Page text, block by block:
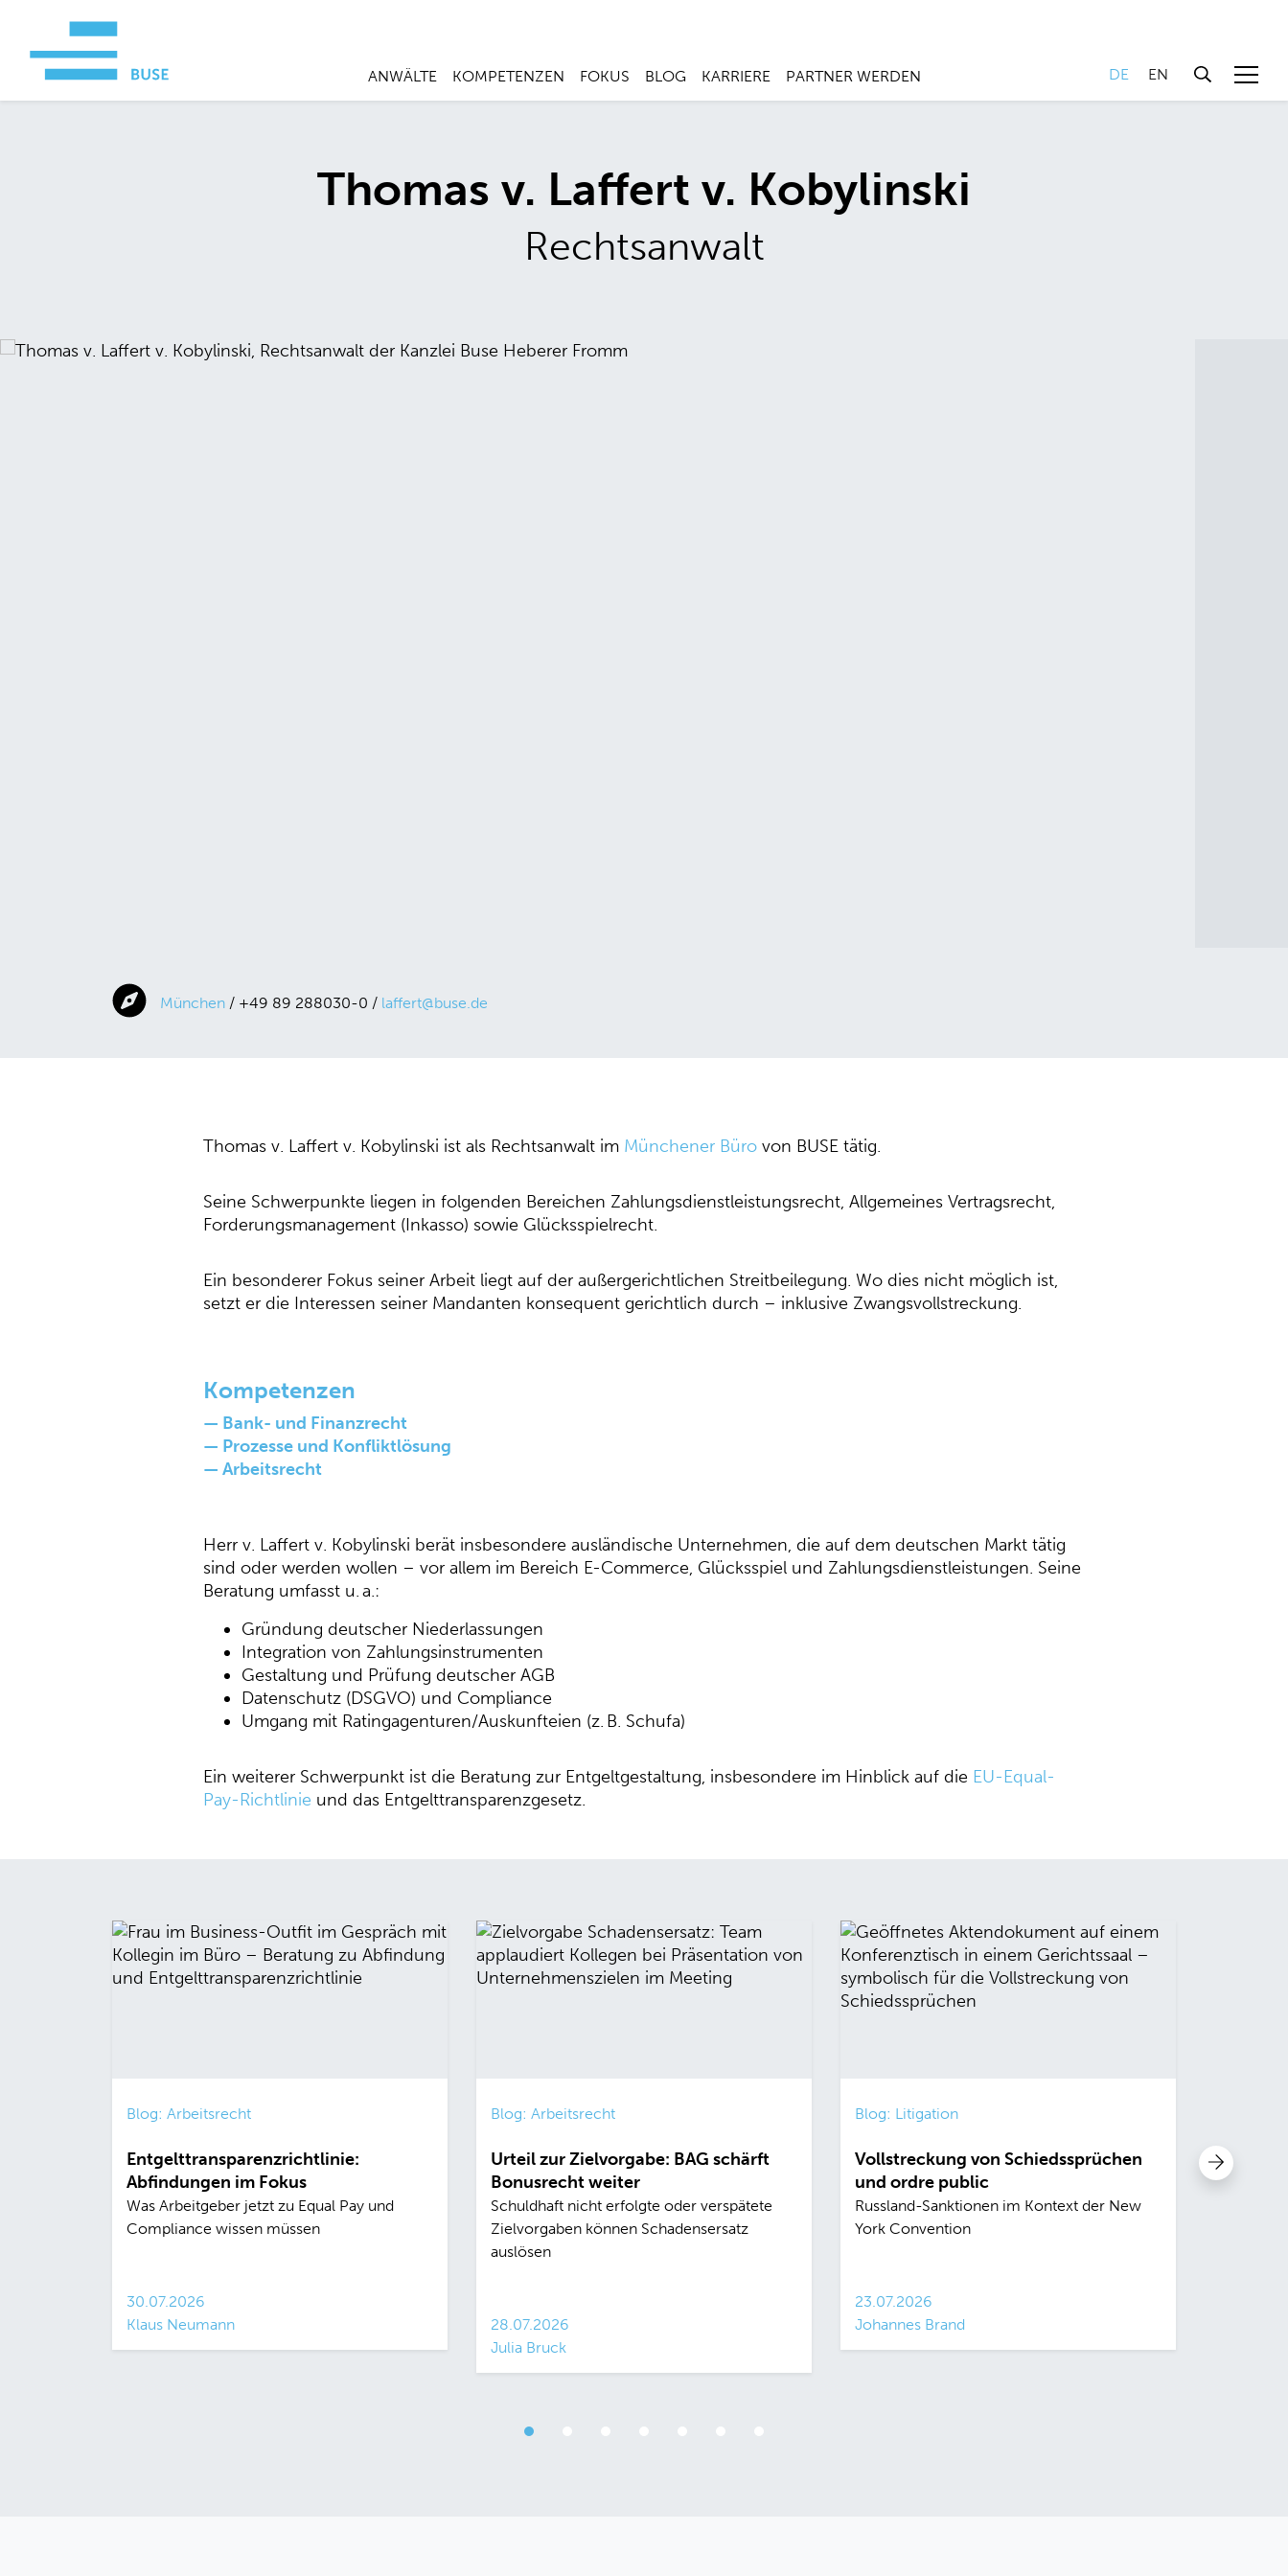
ANWÄLTE KOMPETENZEN FOKUS BLOG KARRIERE PARTNER WERDEN DE EN
Thomas v. Laffert v. Kobylinski
Rechtsanwalt
München / +49 89 288030-0 / laffert@buse.de
Thomas v. Laffert v. Kobylinski ist als Rechtsanwalt im Münchener Büro von BUSE tätig.
Seine Schwerpunkte liegen in folgenden Bereichen Zahlungsdienstleistungsrecht, Allgemeines Vertragsrecht,
Forderungsmanagement (Inkasso) sowie Glücksspielrecht.
Ein besonderer Fokus seiner Arbeit liegt auf der außergerichtlichen Streitbeilegung. Wo dies nicht möglich ist,
setzt er die Interessen seiner Mandanten konsequent gerichtlich durch – inklusive Zwangsvollstreckung.
Kompetenzen
— Bank- und Finanzrecht
— Prozesse und Konfliktlösung
— Arbeitsrecht
Herr v. Laffert v. Kobylinski berät insbesondere ausländische Unternehmen, die auf dem deutschen Markt tätig
sind oder werden wollen – vor allem im Bereich E-Commerce, Glücksspiel und Zahlungsdienstleistungen. Seine
Beratung umfasst u. a.:
Gründung deutscher Niederlassungen
Integration von Zahlungsinstrumenten
Gestaltung und Prüfung deutscher AGB
Datenschutz (DSGVO) und Compliance
Umgang mit Ratingagenturen/Auskunfteien (z. B. Schufa)
Ein weiterer Schwerpunkt ist die Beratung zur Entgeltgestaltung, insbesondere im Hinblick auf die EU-Equal-
Pay-Richtlinie und das Entgelttransparenzgesetz.
Blog: Arbeitsrecht
Entgelttransparenzrichtlinie:
Abfindungen im Fokus
Was Arbeitgeber jetzt zu Equal Pay und
Compliance wissen müssen
30.07.2026
Klaus Neumann
Blog: Arbeitsrecht
Urteil zur Zielvorgabe: BAG schärft
Bonusrecht weiter
Schuldhaft nicht erfolgte oder verspätete
Zielvorgaben können Schadensersatz
auslösen
28.07.2026
Julia Bruck
Blog: Litigation
Vollstreckung von Schiedssprüchen
und ordre public
Russland-Sanktionen im Kontext der New
York Convention
23.07.2026
Johannes Brand